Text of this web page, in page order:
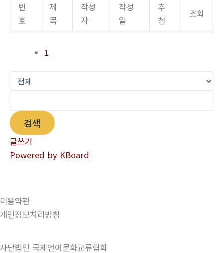
번
호
제
목
작성
자
작성
일
추
천
조회
1
검색
글쓰기
Powered by KBoard
이용약관
개인정보처리방침
사단법인 국제언어문화교류협회